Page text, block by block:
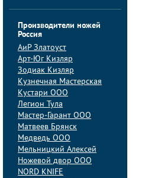
Производители ножей
Россия
АиP Златоуст
Арт-Юг Кизляр
Зодиак Кизляр
Кузнечная Мастерская
Кустари ООО
Легион Тула
Мастер-Гарант ООО
Матвеев Брянск
Медведь ООО
Мельницкий Алексей
Ножевой двор ООО
NORD KNIFE